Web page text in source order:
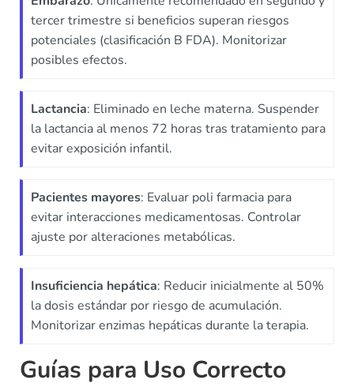
tercer trimestre si beneficios superan riesgos
potenciales (clasificación B FDA). Monitorizar
posibles efectos.
Lactancia: Eliminado en leche materna. Suspender
la lactancia al menos 72 horas tras tratamiento para
evitar exposición infantil.
Pacientes mayores: Evaluar poli farmacia para
evitar interacciones medicamentosas. Controlar
ajuste por alteraciones metabólicas.
Insuficiencia hepática: Reducir inicialmente al 50%
la dosis estándar por riesgo de acumulación.
Monitorizar enzimas hepáticas durante la terapia.
Guías para Uso Correcto